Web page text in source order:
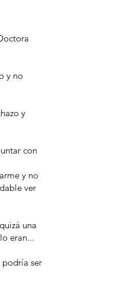
y no
y
con
y no
ver
una
eran...
podría ser